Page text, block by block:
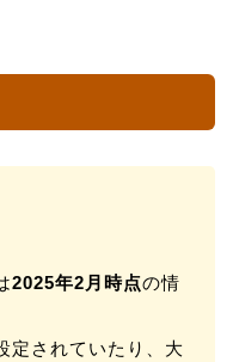
2025年2月時点の情
定されていたり、大